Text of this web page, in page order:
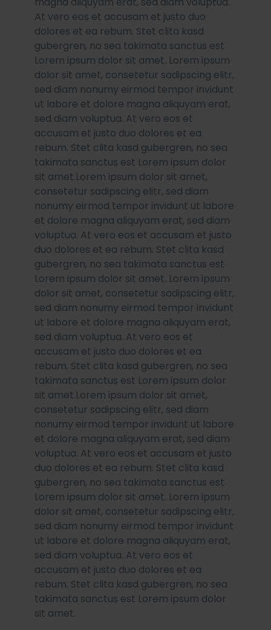
At vero eos et accusam et justo duo
dolores et ea rebum. Stet clita kasd
gubergren, no sea takimata sanctus est
Lorem ipsum dolor sit amet. Lorem ipsum
dolor sit amet, consetetur sadipscing elitr,
sed diam nonumy eirmod tempor invidunt
ut labore et dolore magna aliquyam erat,
sed diam voluptua. At vero eos et
accusam et justo duo dolores et ea
rebum. Stet clita kasd gubergren, no sea
takimata sanctus est Lorem ipsum dolor
sit amet.Lorem ipsum dolor sit amet,
consetetur sadipscing elitr, sed diam
nonumy eirmod tempor invidunt ut labore
et dolore magna aliquyam erat, sed diam
voluptua. At vero eos et accusam et justo
duo dolores et ea rebum. Stet clita kasd
gubergren, no sea takimata sanctus est
Lorem ipsum dolor sit amet. Lorem ipsum
dolor sit amet, consetetur sadipscing elitr,
sed diam nonumy eirmod tempor invidunt
ut labore et dolore magna aliquyam erat,
sed diam voluptua. At vero eos et
accusam et justo duo dolores et ea
rebum. Stet clita kasd gubergren, no sea
takimata sanctus est Lorem ipsum dolor
sit amet.Lorem ipsum dolor sit amet,
consetetur sadipscing elitr, sed diam
nonumy eirmod tempor invidunt ut labore
et dolore magna aliquyam erat, sed diam
voluptua. At vero eos et accusam et justo
duo dolores et ea rebum. Stet clita kasd
gubergren, no sea takimata sanctus est
Lorem ipsum dolor sit amet. Lorem ipsum
dolor sit amet, consetetur sadipscing elitr,
sed diam nonumy eirmod tempor invidunt
ut labore et dolore magna aliquyam erat,
sed diam voluptua. At vero eos et
accusam et justo duo dolores et ea
rebum. Stet clita kasd gubergren, no sea
takimata sanctus est Lorem ipsum dolor
sit amet.